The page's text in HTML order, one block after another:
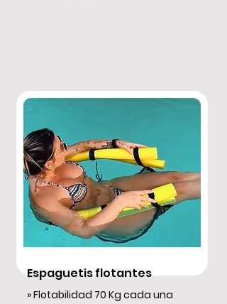
Espaguetis flotantes
» Flotabilidad 70 Kg cada una